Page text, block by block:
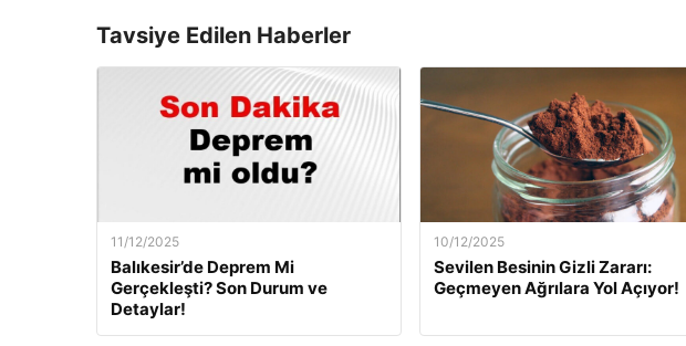
Tavsiye Edilen Haberler
11/12/2025
Balıkesir’de Deprem Mi
Gerçekleşti? Son Durum ve
Detaylar!
10/12/2025
Sevilen Besinin Gizli Zararı:
Geçmeyen Ağrılara Yol Açıyor!